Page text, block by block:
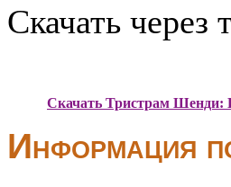
Скачать через
Скачать Тристрам Шенди:
Информация